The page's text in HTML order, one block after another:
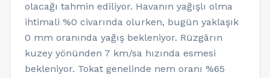
olacağı tahmin ediliyor. Havanın yağışlı olma
ihtimali %0 civarında olurken, bugün yaklaşık
0 mm oranında yağış bekleniyor. Rüzgârın
kuzey yönünden 7 km/sa hızında esmesi
bekleniyor. Tokat genelinde nem oranı %65